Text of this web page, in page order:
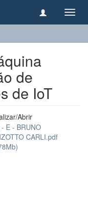
de
de IoT
Abrir
- E - BRUNO
CARLI.pdf